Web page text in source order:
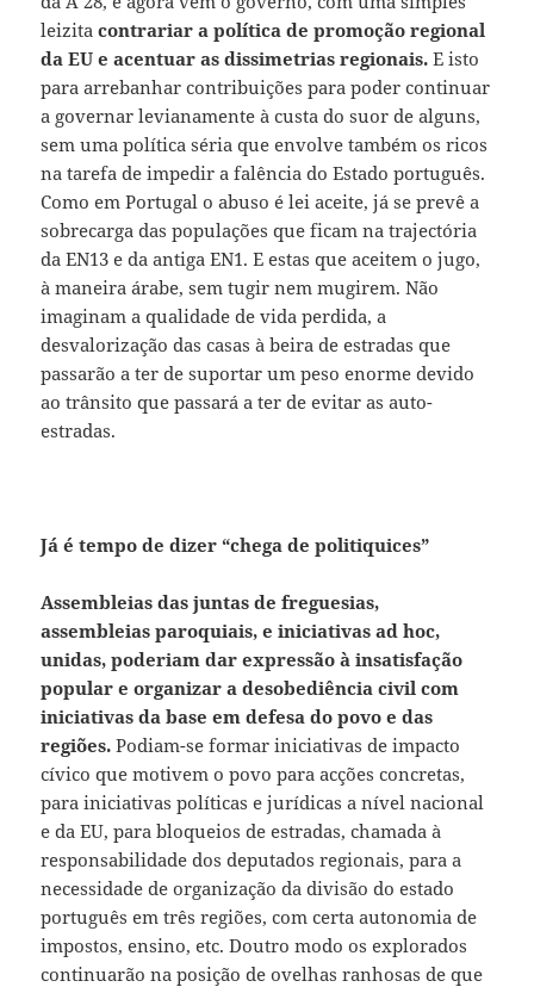
leizitacontrariar a política de promoção regional
da EU e acentuar as dissimetrias regionais. E isto
para arrebanhar contribuições para poder continuar
a governar levianamente à custa do suor de alguns,
sem uma política séria que envolve também os ricos
na tarefa de impedir a falência do Estado português.
Como em Portugal o abuso é lei aceite, já se prevê a
sobrecarga das populações que ficam na trajectória
da EN13 e da antiga EN1. E estas que aceitem o jugo,
à maneira árabe, sem tugir nem mugirem. Não
imaginam a qualidade de vida perdida, a
desvalorização das casas à beira de estradas que
passarão a ter de suportar um peso enorme devido
ao trânsito que passará a ter de evitar as auto-
estradas.
Já é tempo de dizer “chega de politiquices”
Assembleias das juntas de freguesias,
assembleias paroquiais, e iniciativas ad hoc,
unidas, poderiam dar expressão à insatisfação
popular e organizar a desobediência civil com
iniciativas da base em defesa do povo e das
regiões. Podiam-se formar iniciativas de impacto
cívico que motivem o povo para acções concretas,
para iniciativas políticas e jurídicas a nível nacional
e da EU, para bloqueios de estradas, chamada à
responsabilidade dos deputados regionais, para a
necessidade de organização da divisão do estado
português em três regiões, com certa autonomia de
impostos, ensino, etc. Doutro modo os explorados
continuarão na posição de ovelhas ranhosas de que